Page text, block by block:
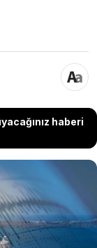
haberi
depremler
Ege